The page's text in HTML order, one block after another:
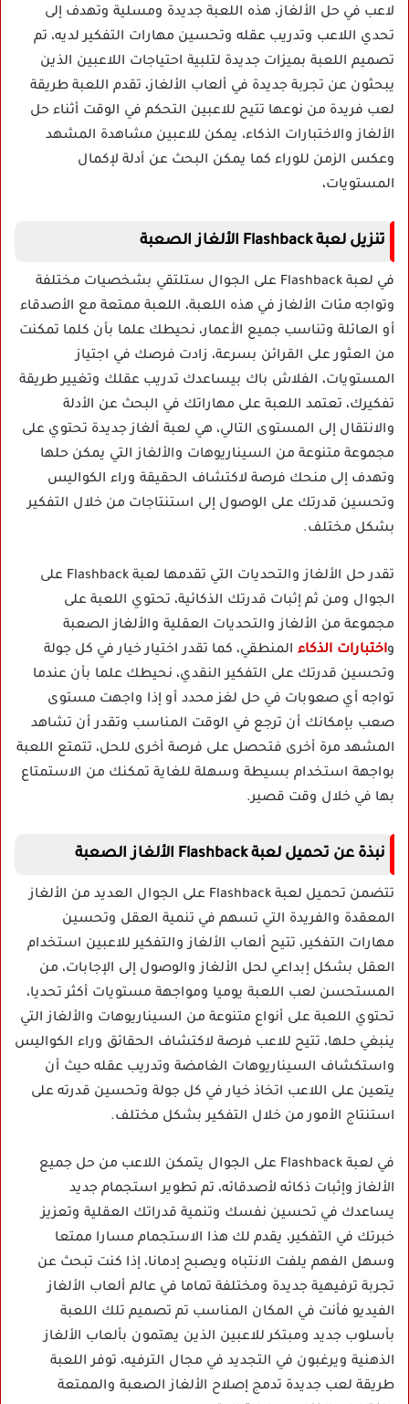
لاعب في حل الألغاز، هذه اللعبة جديدة ومسلية وتهدف إلى
تحدي اللاعب وتدريب عقله وتحسين مهارات التفكير لديه، تم
تصميم اللعبة بميزات جديدة لتلبية احتياجات اللاعبين الذين
يبحثون عن تجربة جديدة في ألعاب الألغاز، تقدم اللعبة طريقة
لعب فريدة من نوعها تتيح للاعبين التحكم في الوقت أثناء حل
الألغاز والاختبارات الذكاء، يمكن للاعبين مشاهدة المشهد
وعكس الزمن للوراء كما يمكن البحث عن أدلة لإكمال
المستويات،
تنزيل لعبة Flashback الألغاز الصعبة
في لعبة Flashback على الجوال ستلتقي بشخصيات مختلفة
وتواجه مئات الألغاز في هذه اللعبة، اللعبة ممتعة مع الأصدقاء
أو العائلة وتناسب جميع الأعمار، نحيطك علما بأن كلما تمكنت
من العثور على القرائن بسرعة، زادت فرصك في اجتياز
المستويات، الفلاش باك بيساعدك تدريب عقلك وتغيير طريقة
تفكيرك، تعتمد اللعبة على مهاراتك في البحث عن الأدلة
والانتقال إلى المستوى التالي، هي لعبة ألغاز جديدة تحتوي على
مجموعة متنوعة من السيناريوهات والألغاز التي يمكن حلها
وتهدف إلى منحك فرصة لاكتشاف الحقيقة وراء الكواليس
وتحسين قدرتك على الوصول إلى استنتاجات من خلال التفكير
بشكل مختلف.
تقدر حل الألغاز والتحديات التي تقدمها لعبة Flashback على
الجوال ومن ثم إثبات قدرتك الذكائية، تحتوي اللعبة على
مجموعة من الألغاز والتحديات العقلية والألغاز الصعبة
واختبارات الذكاء المنطقي، كما تقدر اختيار خيار في كل جولة
وتحسين قدرتك على التفكير النقدي، نحيطك علما بأن عندما
تواجه أي صعوبات في حل لغز محدد أو إذا واجهت مستوى
صعب بإمكانك أن ترجع في الوقت المناسب وتقدر أن تشاهد
المشهد مرة أخرى فتحصل على فرصة أخرى للحل، تتمتع اللعبة
بواجهة استخدام بسيطة وسهلة للغاية تمكنك من الاستمتاع
بها في خلال وقت قصير.
نبذة عن تحميل لعبة Flashback الألغاز الصعبة
تتضمن تحميل لعبة Flashback على الجوال العديد من الألغاز
المعقدة والفريدة التي تسهم في تنمية العقل وتحسين
مهارات التفكير، تتيح ألعاب الألغاز والتفكير للاعبين استخدام
العقل بشكل إبداعي لحل الألغاز والوصول إلى الإجابات، من
المستحسن لعب اللعبة يوميا ومواجهة مستويات أكثر تحديا،
تحتوي اللعبة على أنواع متنوعة من السيناريوهات والألغاز التي
ينبغي حلها، تتيح للاعب فرصة لاكتشاف الحقائق وراء الكواليس
واستكشاف السيناريوهات الغامضة وتدريب عقله حيث أن
يتعين على اللاعب اتخاذ خيار في كل جولة وتحسين قدرته على
استنتاج الأمور من خلال التفكير بشكل مختلف.
في لعبة Flashback على الجوال يتمكن اللاعب من حل جميع
الألغاز وإثبات ذكائه لأصدقائه، تم تطوير استجمام جديد
يساعدك في تحسين نفسك وتنمية قدراتك العقلية وتعزيز
خبرتك في التفكير، يقدم لك هذا الاستجمام مسارا ممتعا
وسهل الفهم يلفت الانتباه ويصبح إدمانا، إذا كنت تبحث عن
تجربة ترفيهية جديدة ومختلفة تماما في عالم ألعاب الألغاز
الفيديو فأنت في المكان المناسب تم تصميم تلك اللعبة
بأسلوب جديد ومبتكر للاعبين الذين يهتمون بألعاب الألغاز
الذهنية ويرغبون في التجديد في مجال الترفيه، توفر اللعبة
طريقة لعب جديدة تدمج إصلاح الألغاز الصعبة والممتعة